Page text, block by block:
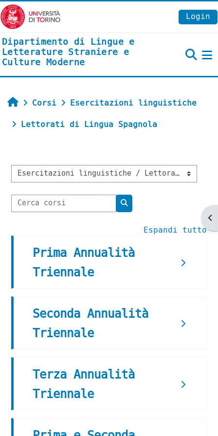
Vai al contenuto principale
Login
Dipartimento di Lingue e
Letterature Straniere e
Culture Moderne
Home
Corsi
Esercitazioni linguistiche
Lettorati di Lingua Spagnola
Categorie di corso
Cerca corsi
Cerca corsi
Espandi tutto
Prima Annualità
Triennale
Seconda Annualità
Triennale
Terza Annualità
Triennale